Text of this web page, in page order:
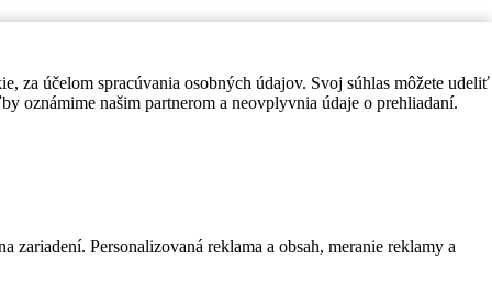
za účelom spracúvania osobných údajov. Svoj súhlas môžete udeliť
oznámime našim partnerom a neovplyvnia údaje o prehliadaní.
Personalizovaná reklama a obsah, meranie reklamy a